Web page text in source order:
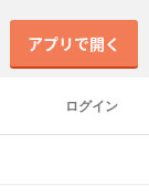
ログイン
アプリで開く